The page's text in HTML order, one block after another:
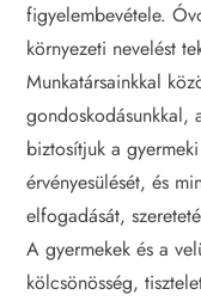
figyelembevétele.
környezeti nevelést
Munkatársainkkal
gondoskodásunkkal,
biztosítjuk a
érvényesülését, és
elfogadását,
A gyermekek és a
kölcsönösség,